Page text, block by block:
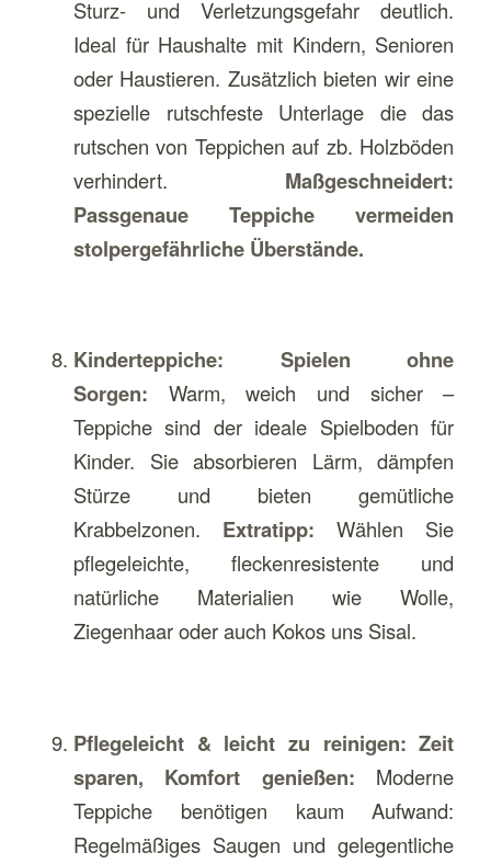
Sturz- und Verletzungsgefahr deutlich.
Ideal für Haushalte mit Kindern, Senioren
oder Haustieren. Zusätzlich bieten wir eine
spezielle rutschfeste Unterlage die das
rutschen von Teppichen auf zb. Holzböden
verhindert. Maßgeschneidert:
Passgenaue Teppiche vermeiden
stolpergefährliche Überstände.
Kinderteppiche: Spielen ohne
Sorgen: Warm, weich und sicher –
Teppiche sind der ideale Spielboden für
Kinder. Sie absorbieren Lärm, dämpfen
Stürze und bieten gemütliche
Krabbelzonen. Extratipp: Wählen Sie
pflegeleichte, fleckenresistente und
natürliche Materialien wie Wolle,
Ziegenhaar oder auch Kokos uns Sisal.
Pflegeleicht & leicht zu reinigen: Zeit
sparen, Komfort genießen: Moderne
Teppiche benötigen kaum Aufwand:
Regelmäßiges Saugen und gelegentliche